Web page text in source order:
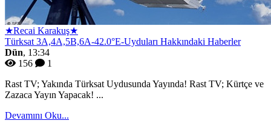
★Recai Karakuş★
Türksat 3A,4A,5B,6A-42.0°E-Uyduları Hakkındaki Haberler
Dün, 13:34
156
1
Rast TV; Yakında Türksat Uydusunda Yayında! Rast TV; Kürtçe ve
Zazaca Yayın Yapacak! ...
Devamını Oku...